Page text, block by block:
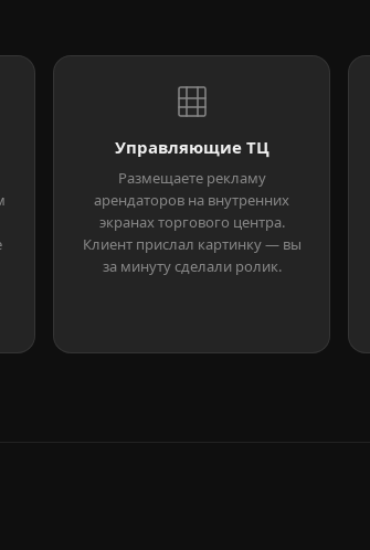
Управляющие ТЦ
Размещаете рекламу
арендаторов на внутренних
экранах торгового центра.
Клиент прислал картинку — вы
за минуту сделали ролик.